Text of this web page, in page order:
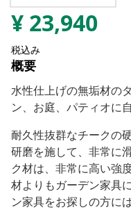
¥ 23,940
税込み
概要
水性仕上げの無垢材の
ン、お庭、パティオに
耐久性抜群なチークの
研磨を施して、非常に
ク材は、非常に高い強
材よりもガーデン家具
ン家具をお探しの方に